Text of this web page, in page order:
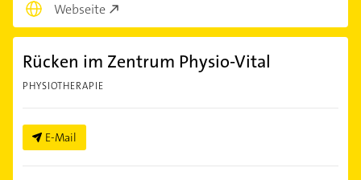
Webseite
Rücken im Zentrum Physio-Vital
PHYSIOTHERAPIE
E-Mail